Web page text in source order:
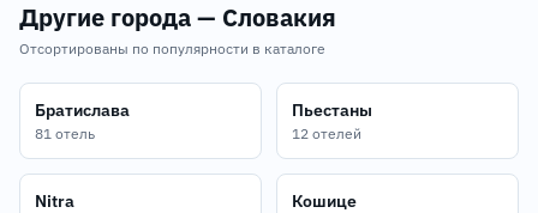
Другие города — Словакия
Отсортированы по популярности в каталоге
Братислава
81 отель
Пьестаны
12 отелей
Nitra Кошице